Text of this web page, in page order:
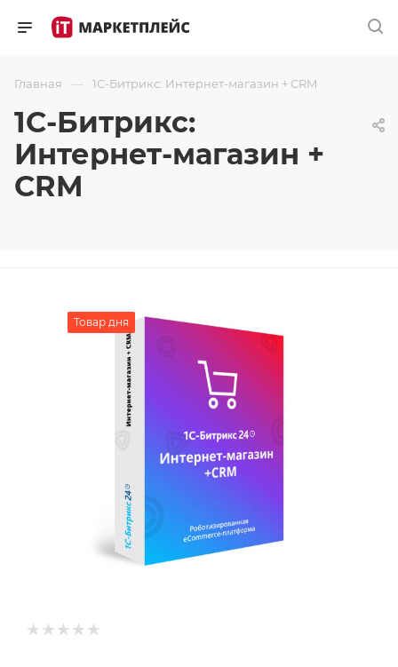
Главная — 1С-Битрикс: Интернет-магазин + CRM
1С-Битрикс:
Интернет-магазин +
CRM
Товар дня